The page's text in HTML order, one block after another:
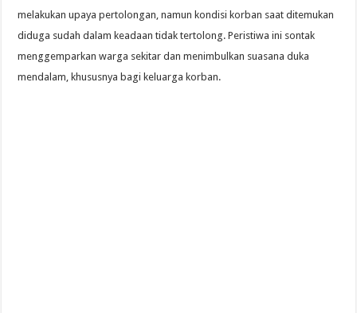
melakukan upaya pertolongan, namun kondisi korban saat ditemukan
diduga sudah dalam keadaan tidak tertolong. Peristiwa ini sontak
menggemparkan warga sekitar dan menimbulkan suasana duka
mendalam, khususnya bagi keluarga korban.